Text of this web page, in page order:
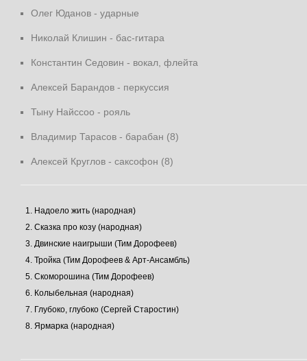
Олег Юданов - ударные
Николай Клишин - бас-гитара
Константин Седовин - вокал, флейта
Алексей Барандов - перкуссия
Тыну Найссоо - рояль
Владимир Тарасов - барабан (8)
Алексей Круглов - саксофон (8)
Надоело жить (народная)
Сказка про козу (народная)
Двинские наигрыши (Тим Дорофеев)
Тройка (Тим Дорофеев & Арт-Ансамбль)
Скоморошина (Тим Дорофеев)
Колыбельная (народная)
Глубоко, глубоко (Сергей Старостин)
Ярмарка (народная)